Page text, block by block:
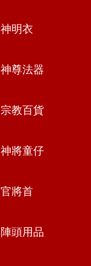
神明衣
神尊法器
宗教百貨
神將童仔
官將首
陣頭用品